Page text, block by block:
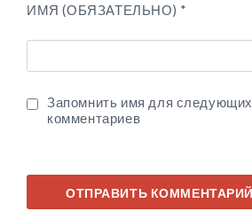
ИМЯ (ОБЯЗАТЕЛЬНО) *
Запомнить имя для следующих
комментариев